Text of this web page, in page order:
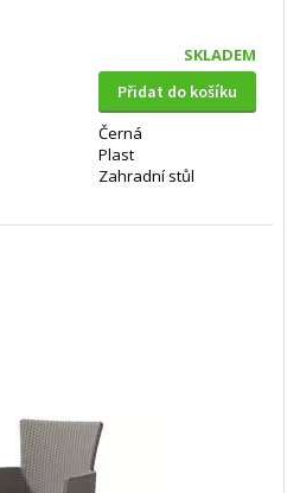
SKLADEM
Přidat do košíku
Černá
Plast
Zahradní stůl